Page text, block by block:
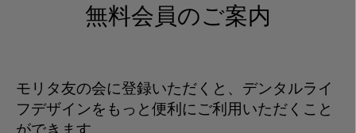
無料会員のご案内
モリタ友の会に登録いただくと、デンタルライ
フデザインをもっと便利にご利用いただくこと